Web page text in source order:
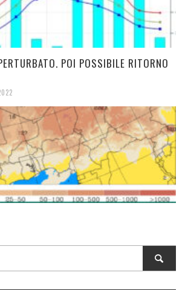
POI POSSIBILE RITORNO